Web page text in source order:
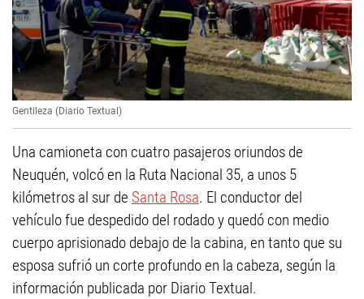
Gentileza (Diario Textual)
Una camioneta con cuatro pasajeros oriundos de
Neuquén, volcó en la Ruta Nacional 35, a unos 5
kilómetros al sur de Santa Rosa. El conductor del
vehículo fue despedido del rodado y quedó con medio
cuerpo aprisionado debajo de la cabina, en tanto que su
esposa sufrió un corte profundo en la cabeza, según la
información publicada por Diario Textual.